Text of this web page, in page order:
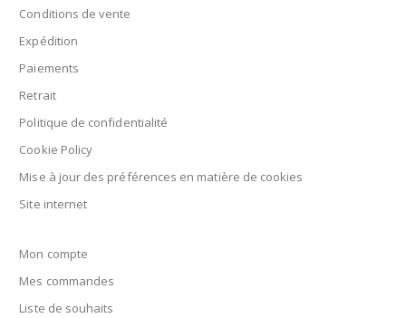
Conditions de vente
Expédition
Paiements
Retrait
Politique de confidentialité
Cookie Policy
Mise à jour des préférences en matière de cookies
Site internet
Mon compte
Mes commandes
Liste de souhaits